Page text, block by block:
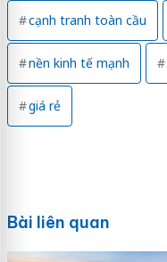
cạnh tranh toàn cầu
nền kinh tế mạnh
giá rẻ
Bài liên quan